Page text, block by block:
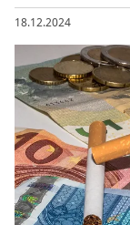
18.12.2024